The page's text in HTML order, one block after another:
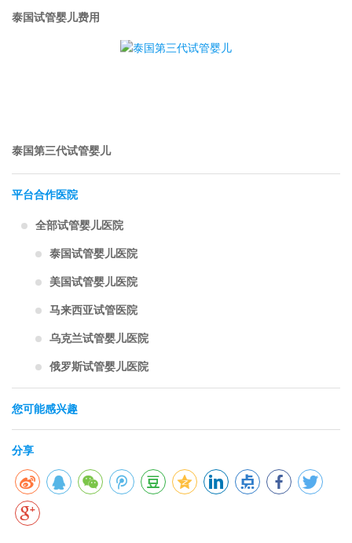
泰国试管婴儿费用
泰国第三代试管婴儿
平台合作医院
全部试管婴儿医院
泰国试管婴儿医院
美国试管婴儿医院
马来西亚试管医院
乌克兰试管婴儿医院
俄罗斯试管婴儿医院
您可能感兴趣
分享